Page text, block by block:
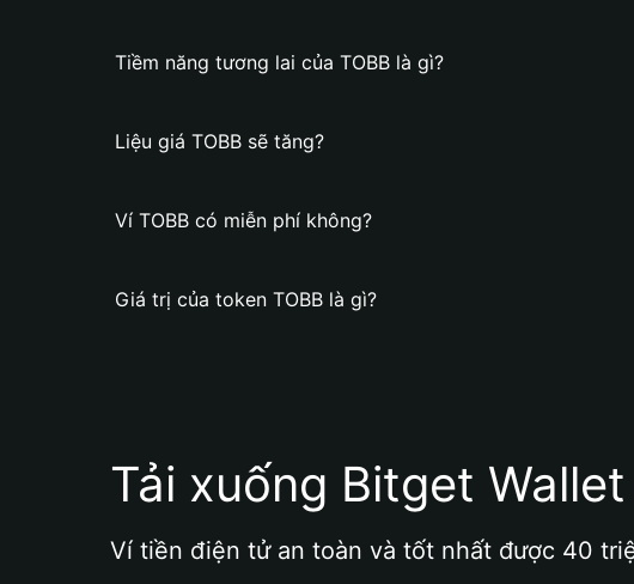
Tiềm năng tương lai của TOBB là gì?
Liệu giá TOBB sẽ tăng?
Ví TOBB có miễn phí không?
Giá trị của token TOBB là gì?
Tải xuống Bitget
Ví tiền điện tử an toàn và tốt nhất được 40